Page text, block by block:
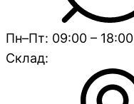
Пн–Пт: 09:00 – 18:00
Склад: